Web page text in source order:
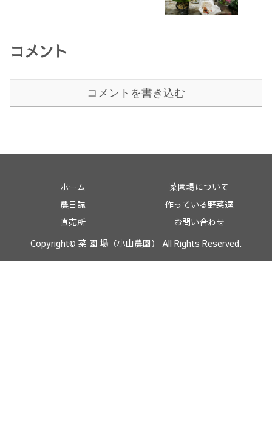
コメント
コメントを書き込む
ホーム
菜園場について
農日誌
作っている野菜達
直売所
お問い合わせ
Copyright© 菜 園 場（小山農園） All Rights Reserved.